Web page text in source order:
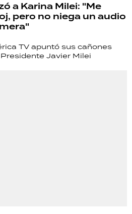
a Karina Milei: "Me
pero no niega un audio
TV apuntó sus cañones
Javier Milei